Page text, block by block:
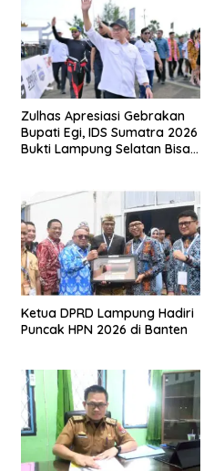
Zulhas Apresiasi Gebrakan
Bupati Egi, IDS Sumatra 2026
Bukti Lampung Selatan Bisa
Ketua DPRD Lampung Hadiri
Puncak HPN 2026 di Banten